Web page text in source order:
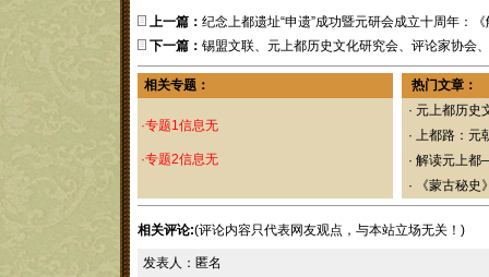
上一篇： 纪念上都遗址“申遗”成功暨元研会成立十周年
下一篇： 锡盟文联、元上都历史文化研究会、评论家协
相关专题：
·专题1信息无
·专题2信息无
热门文章：
· 元上都历史
· 上都路：元
· 解读元上都
·
《蒙古秘
相关评论:(评论内容只代表网友观点，与本站立场无关！)
发表人：匿名